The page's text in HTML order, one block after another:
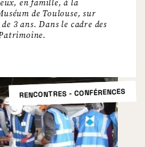
en famille, à la
de Toulouse, sur
3 ans. Dans le cadre des
RENCONTRES - CONFÉRENCES